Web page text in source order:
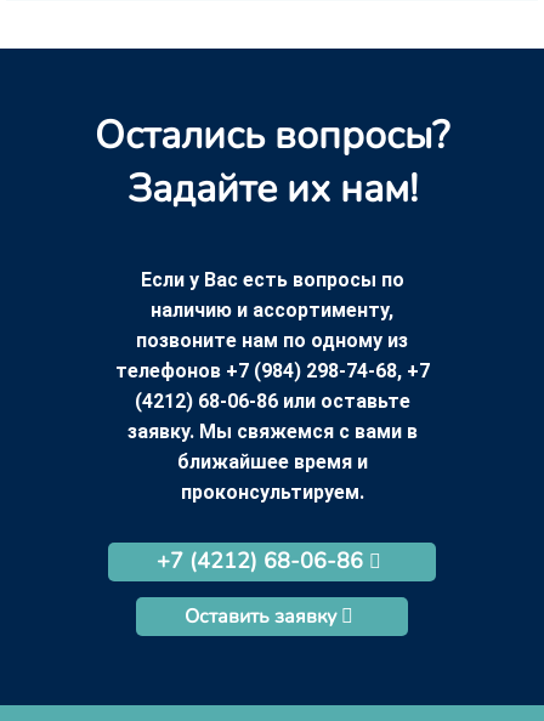
Остались вопросы?
Задайте их нам!
Если у Вас есть вопросы по
наличию и ассортименту,
позвоните нам по одному из
телефонов +7 (984) 298-74-68, +7
(4212) 68-06-86 или оставьте
заявку. Мы свяжемся с вами в
ближайшее время и
проконсультируем.
+7 (4212) 68-06-86
Оставить заявку